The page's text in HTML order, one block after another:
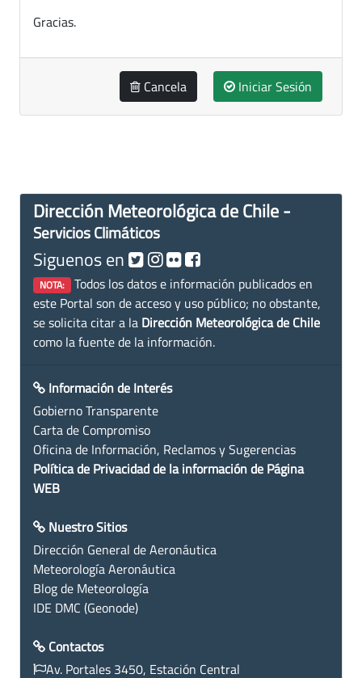
Gracias.
Cancela Iniciar Sesión
Dirección Meteorológica de Chile -
Servicios Climáticos
Siguenos en
NOTA: Todos los datos e información publicados en
este Portal son de acceso y uso público; no obstante,
se solicita citar a la Dirección Meteorológica de Chile
como la fuente de la información.
Información de Interés
Gobierno Transparente
Carta de Compromiso
Oficina de Información, Reclamos y Sugerencias
Política de Privacidad de la información de Página
WEB
Nuestro Sitios
Dirección General de Aeronáutica
Meteorología Aeronáutica
Blog de Meteorología
IDE DMC (Geonode)
Contactos
Av. Portales 3450, Estación Central